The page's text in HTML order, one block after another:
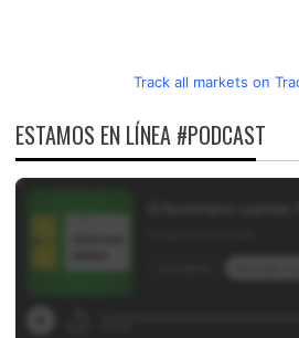
Track all markets on
ESTAMOS EN LÍNEA #PODCAST